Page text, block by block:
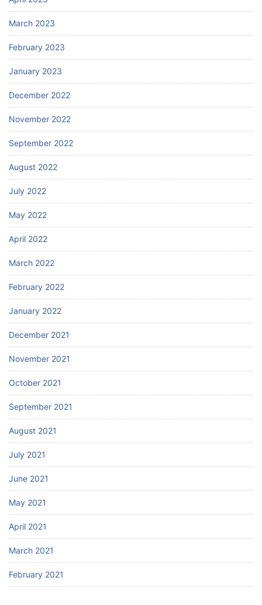
March 2023
February 2023
January 2023
December 2022
November 2022
September 2022
August 2022
July 2022
May 2022
April 2022
March 2022
February 2022
January 2022
December 2021
November 2021
October 2021
September 2021
August 2021
July 2021
June 2021
May 2021
April 2021
March 2021
February 2021